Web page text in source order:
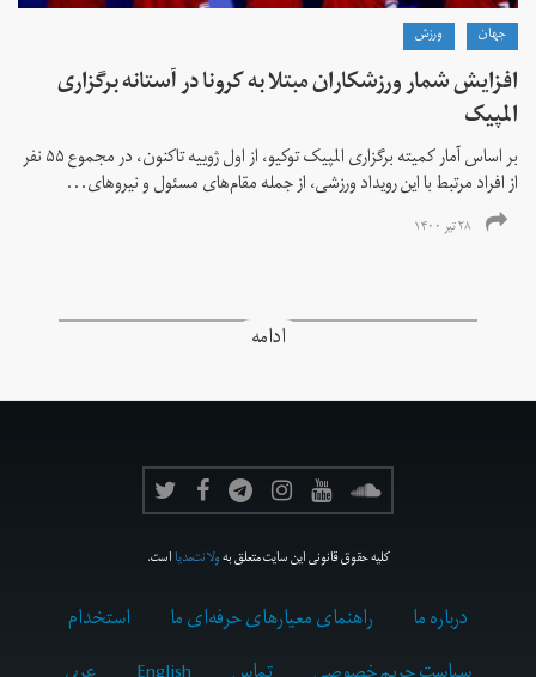
جهان ورزش
افزایش شمار ورزشکاران مبتلا به کرونا در آستانه برگزاری
المپیک
بر اساس آمار کمیته برگزاری المپیک توکیو، از اول ژوییه تاکنون، در مجموع ۵۵ نفر
از افراد مرتبط با این رویداد ورزشی، از جمله مقام‌های مسئول و نیروهای...
۲۸ تیر ۱۴۰۰
ادامه
کلیه حقوق قانونی این سایت متعلق بهولانت‌مدیااست.
درباره ما راهنمای معیارهای حرفه‌ای ما
استخدام